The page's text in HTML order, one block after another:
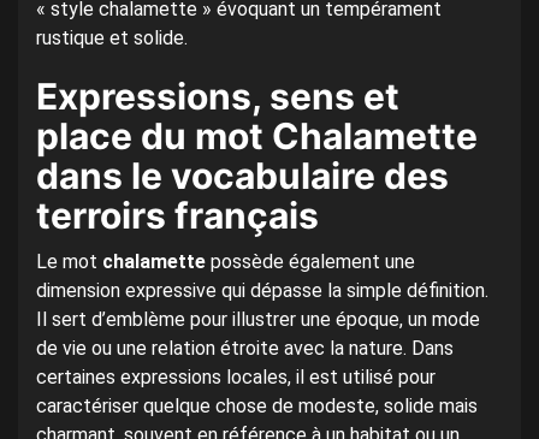
« style chalamette » évoquant un tempérament
rustique et solide.
Expressions, sens et
place du mot Chalamette
dans le vocabulaire des
terroirs français
Le mot chalamette possède également une
dimension expressive qui dépasse la simple définition.
Il sert d’emblème pour illustrer une époque, un mode
de vie ou une relation étroite avec la nature. Dans
certaines expressions locales, il est utilisé pour
caractériser quelque chose de modeste, solide mais